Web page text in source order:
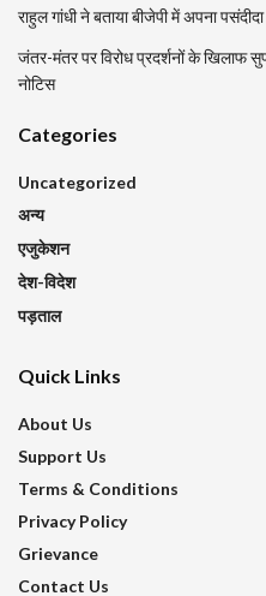
राहुल गांधी ने बताया बीजेपी में अपना
जंतर-मंतर पर विरोध प्रदर्शनों के खिलाफ
नोटिस
Categories
Uncategorized
अन्य
एजुकेशन
देश-विदेश
पड़ताल
Quick Links
About Us
Support Us
Terms & Conditions
Privacy Policy
Grievance
Contact Us